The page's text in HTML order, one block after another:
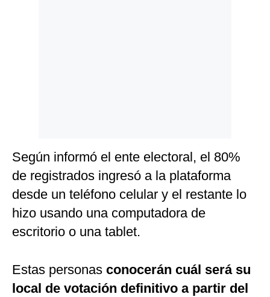
Según informó el ente electoral, el 80%
de registrados ingresó a la plataforma
desde un teléfono celular y el restante lo
hizo usando una computadora de
escritorio o una tablet.
Estas personas conocerán cuál será su
local de votación definitivo a partir del